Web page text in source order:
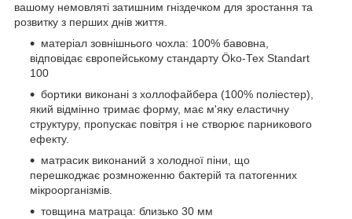
вашому немовляті затишним гніздечком для зростання та
розвитку з перших днів життя.
матеріал зовнішнього чохла: 100% бавовна,
відповідає європейському стандарту Ökо-Тех Stаndаrt
100
бортики виконані з холлофайбера (100% поліестер),
який відмінно тримає форму, має м'яку еластичну
структуру, пропускає повітря і не створює парникового
ефекту.
матрасик виконаний з холодної піни, що
перешкоджає розмноженню бактерій та патогенних
мікроорганізмів.
товщина матраца: близько 30 мм